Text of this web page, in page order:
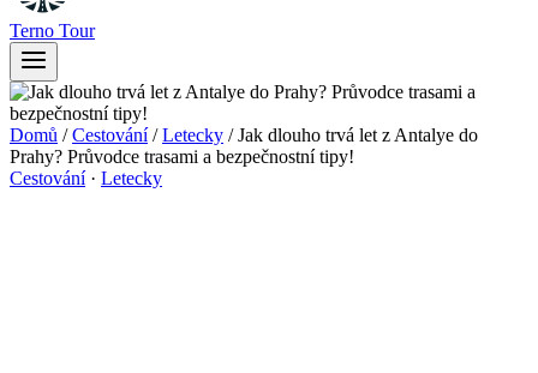
Terno Tour
Domů / Cestování / Letecky / Jak dlouho trvá let z Antalye do
Prahy? Průvodce trasami a bezpečnostní tipy!
Cestování· Letecky